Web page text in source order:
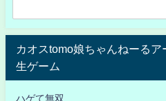
カオスtomo娘ちゃんねーるア
生ゲーム
ハゲて無双